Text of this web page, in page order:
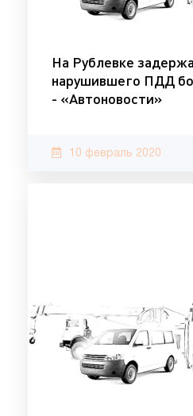
На Рублевке
нарушившего ПДД
- «Автоновости»
10 февраль 2020